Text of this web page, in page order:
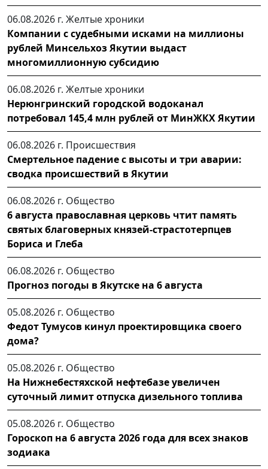
06.08.2026 г. Желтые хроники
Компании с судебными исками на миллионы
рублей Минсельхоз Якутии выдаст
многомиллионную субсидию
06.08.2026 г. Желтые хроники
Нерюнгринский городской водоканал
потребовал 145,4 млн рублей от МинЖКХ Якутии
06.08.2026 г. Происшествия
Смертельное падение с высоты и три аварии:
сводка происшествий в Якутии
06.08.2026 г. Общество
6 августа православная церковь чтит память
святых благоверных князей-страстотерпцев
Бориса и Глеба
06.08.2026 г. Общество
Прогноз погоды в Якутске на 6 августа
05.08.2026 г. Общество
Федот Тумусов кинул проектировщика своего
дома?
05.08.2026 г. Общество
На Нижнебестяхской нефтебазе увеличен
суточный лимит отпуска дизельного топлива
05.08.2026 г. Общество
Гороскоп на 6 августа 2026 года для всех знаков
зодиака